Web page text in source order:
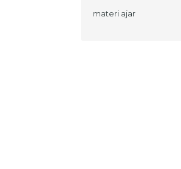
materi ajar